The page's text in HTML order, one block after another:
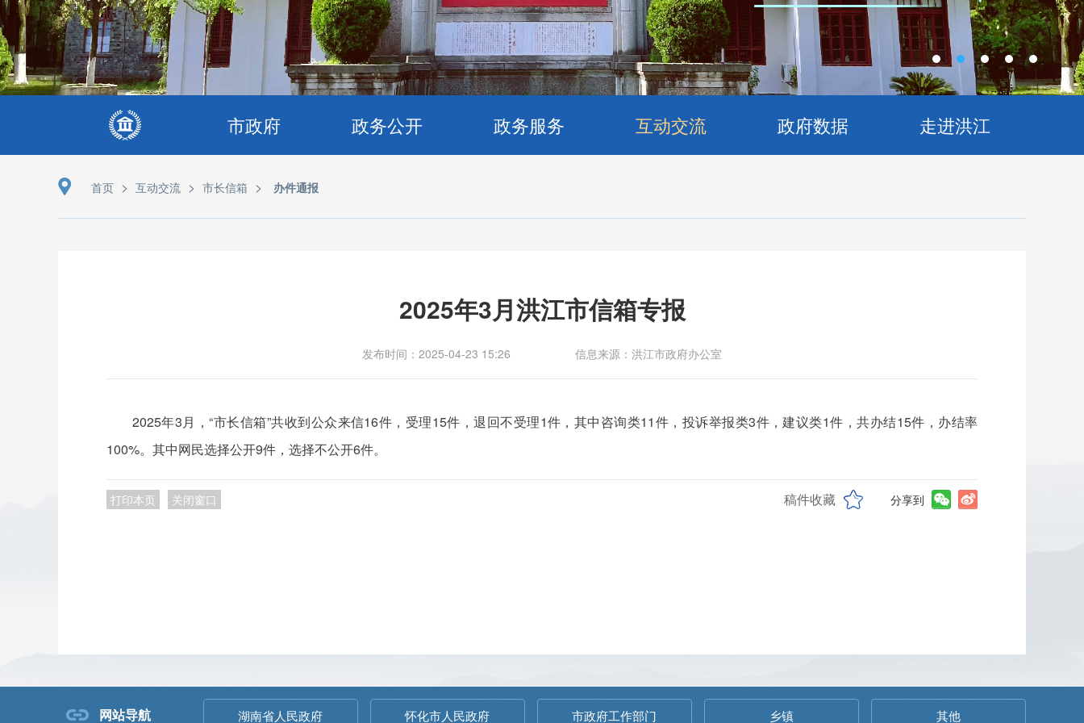
市政府 政务公开 政务服务 互动交流 政府数据 走进洪江
首页 > 互动交流 > 市长信箱 > 办件通报
2025年3月洪江市信箱专报
发布时间：2025-04-23 15:26 信息来源：洪江市政府办公室
2025年3月，“市长信箱”共收到公众来信16件，受理15件，退回不受理1件，其中咨询类11件，投诉举报类3件，建议类1件，共办结15件，办结率
100%。其中网民选择公开9件，选择不公开6件。
打印本页 关闭窗口 稿件收藏 分享到
网站导航 湖南省人民政府 怀化市人民政府 市政府工作部门 乡镇 其他